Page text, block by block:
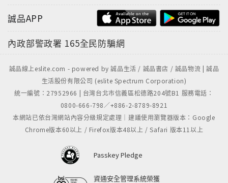
誠品APP
內政部警政署 165全民防騙網
誠品線上eslite.com - powered by 誠品生活 / 誠品書店 / 誠品物流 | 誠品
生活股份有限公司 (eslite Spectrum Corporation)
統一編號：27952966 | 台灣台北市信義區松德路204號B1 服務電話：
0800-666-798／+886-2-8789-8921
本網站已依台灣網站內容分級規定處理｜建議使用瀏覽器版本：Google
Chrome版本60以上 / Firefox版本48以上 / Safari 版本11以上
Passkey Pledge
資通安全管理系統榮獲